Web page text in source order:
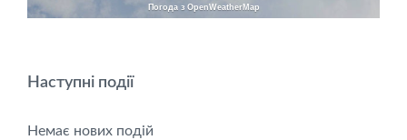
Погода з OpenWeatherMap
Наступні події
Немає нових подій